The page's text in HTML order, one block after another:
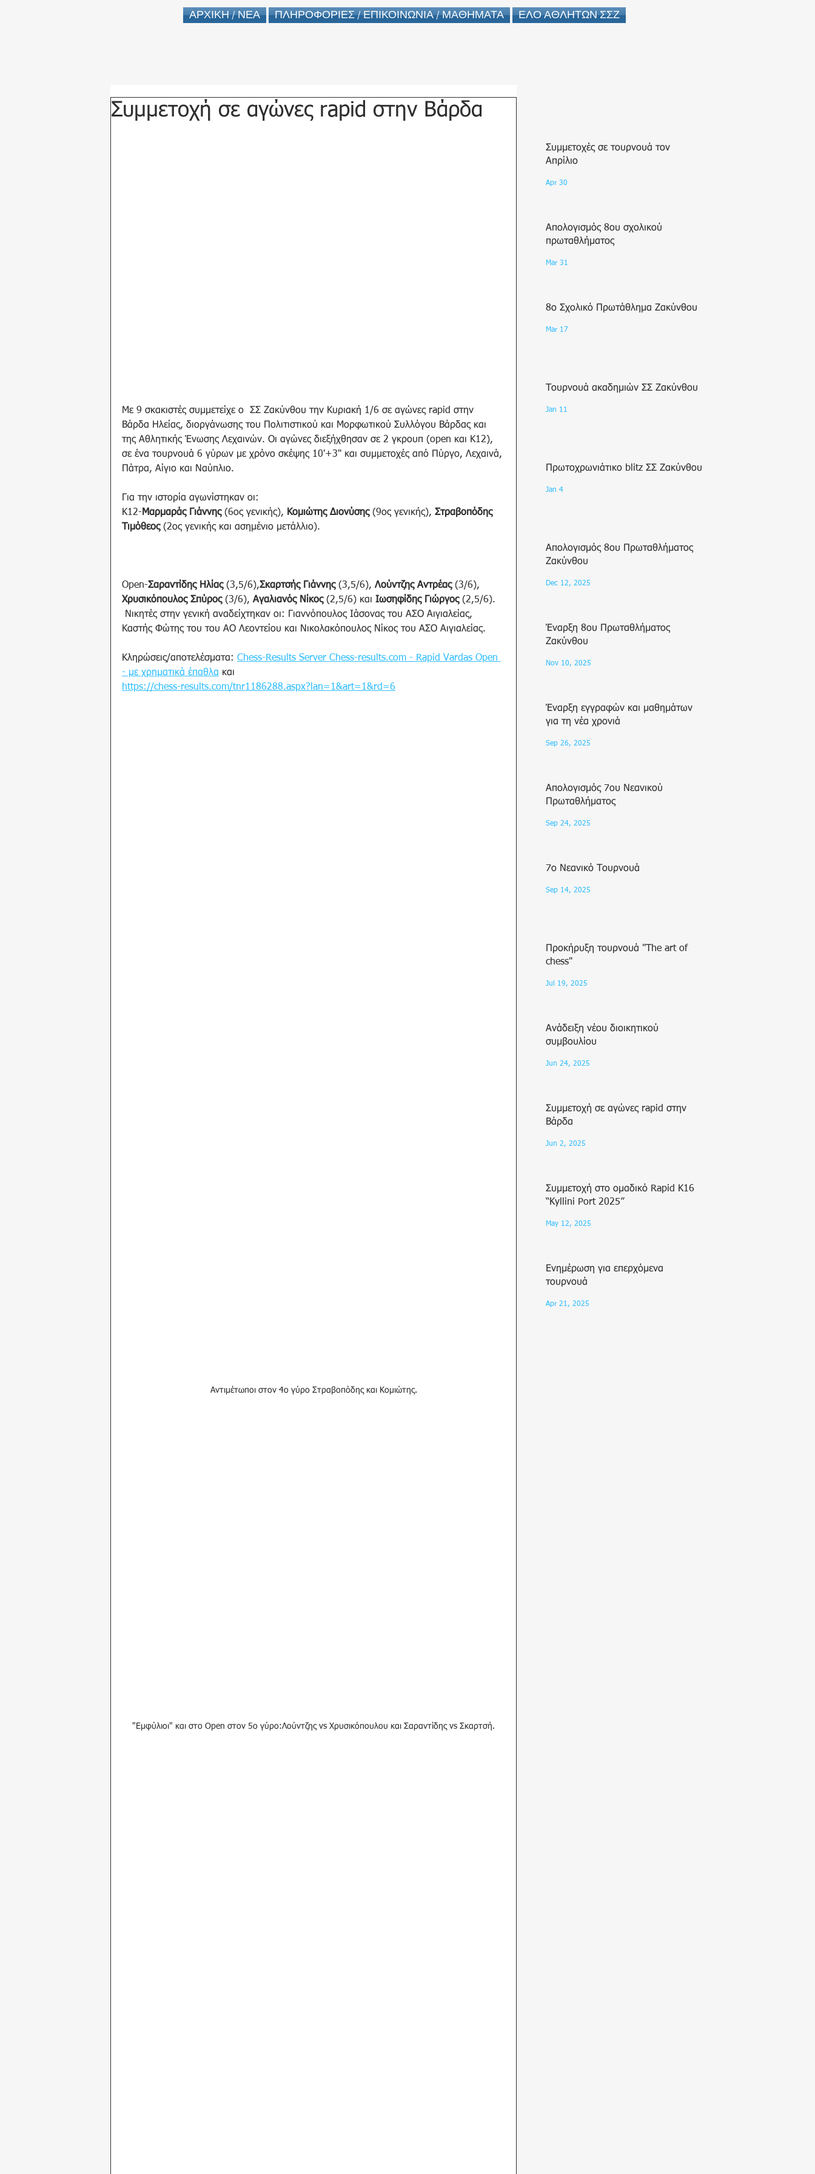
ΑΡΧΙΚΗ / ΝΕΑ ΠΛΗΡΟΦΟΡΙΕΣ / ΕΠΙΚΟΙΝΩΝΙΑ / ΜΑΘΗΜΑΤΑ ΕΛΟ ΑΘΛΗΤΩΝ ΣΣΖ
Συμμετοχή σε αγώνες rapid στην Βάρδα
Με 9 σκακιστές συμμετείχε ο  ΣΣ Ζακύνθου την Κυριακή 1/6 σε αγώνες rapid στην
Βάρδα Ηλείας, διοργάνωσης του Πολιτιστικού και Μορφωτικού Συλλόγου Βάρδας και
της Αθλητικής Ένωσης Λεχαινών. Οι αγώνες διεξήχθησαν σε 2 γκρουπ (open και Κ12),
σε ένα τουρνουά 6 γύρων με χρόνο σκέψης 10'+3" και συμμετοχές από Πύργο, Λεχαινά,
Πάτρα, Αίγιο και Ναύπλιο.
Για την ιστορία αγωνίστηκαν οι:
Κ12- Μαρμαράς Γιάννης (6ος γενικής), Κομιώτης Διονύσης (9ος γενικής), Στραβοπόδης
Τιμόθεος (2ος γενικής και ασημένιο μετάλλιο).
Open-Σαραντίδης Ηλίας (3,5/6),Σκαρτσής Γιάννης (3,5/6), Λούντζης Αντρέας (3/6),
Χρυσικόπουλος Σπύρος (3/6), Αγαλιανός Νίκος (2,5/6) και Ιωσηφίδης Γιώργος (2,5/6).
Καστής Φώτης του του ΑΟ Λεοντείου και Νικολακόπουλος Νίκος του ΑΣΟ Αιγιαλείας.
Κληρώσεις/αποτελέσματα: Chess-Results Server Chess-results.com - Rapid Vardas Open
- με χρηματικά έπαθλα και
https://chess-results.com/tnr1186288.aspx?lan=1&art=1&rd=6
Αντιμέτωποι στον 4ο γύρο Στραβοπόδης και Κομιώτης.
"Εμφύλιοι" και στο Open στον 5ο γύρο:Λούντζης vs Χρυσικόπουλου και Σαραντίδης vs Σκαρτσή.
Συμμετοχές σε τουρνουά τον
Απρίλιο
Apr 30
Απολογισμός 8ου σχολικού
πρωταθλήματος
Mar 31
8ο Σχολικό Πρωτάθλημα Ζακύνθου
Mar 17
Τουρνουά ακαδημιών ΣΣ Ζακύνθου
Jan 11
Πρωτοχρωνιάτικο blitz ΣΣ Ζακύνθου
Jan 4
Απολογισμός 8ου Πρωταθλήματος
Ζακύνθου
Dec 12, 2025
Έναρξη 8ου Πρωταθλήματος
Ζακύνθου
Nov 10, 2025
Έναρξη εγγραφών και μαθημάτων
για τη νέα χρονιά
Sep 26, 2025
Απολογισμός 7ου Νεανικού
Πρωταθλήματος
Sep 24, 2025
7ο Νεανικό Τουρνουά
Sep 14, 2025
Προκήρυξη τουρνουά "Τhe art of
chess"
Jul 19, 2025
Ανάδειξη νέου διοικητικού
συμβουλίου
Jun 24, 2025
Συμμετοχή σε αγώνες rapid στην
Βάρδα
Jun 2, 2025
Συμμετοχή στο ομαδικό Rapid Κ16
“Kyllini Port 2025”
May 12, 2025
Ενημέρωση για επερχόμενα
τουρνουά
Apr 21, 2025